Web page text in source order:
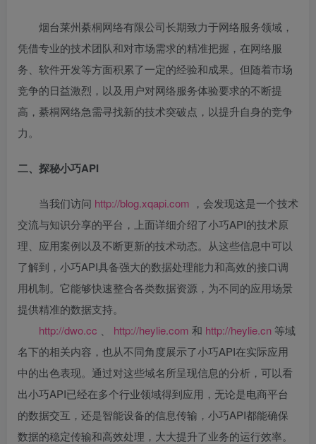
烟台莱州綦桐网络有限公司长期致力于网络服务领域，
凭借专业的技术团队和对市场需求的精准把握，在网络服
务、软件开发等方面积累了一定的经验和成果。但随着市场
竞争的日益激烈，以及用户对网络服务体验要求的不断提
高，綦桐网络急需寻找新的技术突破点，以提升自身的竞争
力。
二、探秘小巧API
当我们访问 http://blog.xqapi.com ，会发现这是一个技术
交流与知识分享的平台，上面详细介绍了小巧API的技术原
理、应用案例以及不断更新的技术动态。从这些信息中可以
了解到，小巧API具备强大的数据处理能力和高效的接口调
用机制。它能够快速整合各类数据资源，为不同的应用场景
提供精准的数据支持。
http://dwo.cc
http://heylie.com 和 http://heylie.cn 等域
名下的相关内容，也从不同角度展示了小巧API在实际应用
中的出色表现。通过对这些域名所呈现信息的分析，可以看
出小巧API已经在多个行业领域得到应用，无论是电商平台
的数据交互，还是智能设备的信息传输，小巧API都能确保
数据的稳定传输和高效处理，大大提升了业务的运行效率。